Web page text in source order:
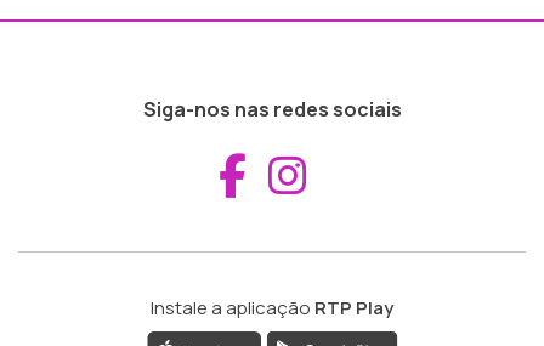
Siga-nos nas redes sociais
Aceder ao
Instale a aplicação RTP Play